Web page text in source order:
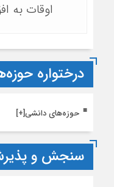
اوقات به
درختواره
حوزه‌های دانشی[+]
سنجش و